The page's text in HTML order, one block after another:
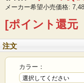
メーカー希望小売価格:
[ポイント還
注文
カラー：